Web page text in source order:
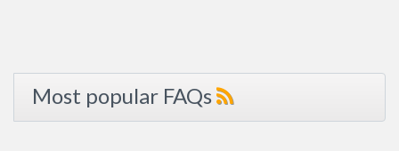
Most popular FAQs